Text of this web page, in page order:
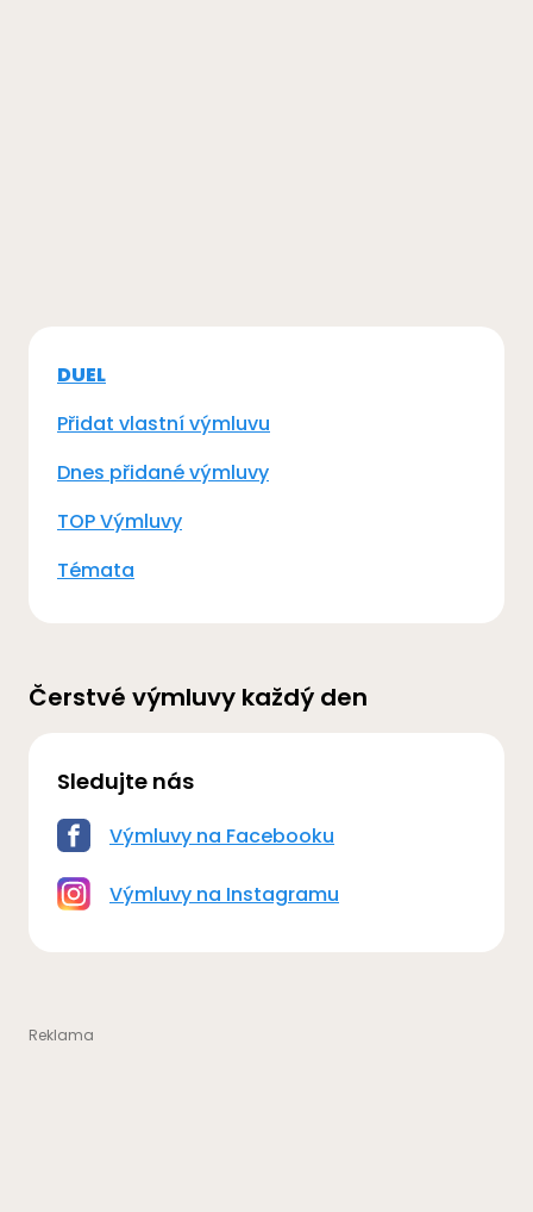
DUEL
Přidat vlastní výmluvu
Dnes přidané výmluvy
TOP Výmluvy
Témata
Čerstvé výmluvy každý den
Sledujte nás
Výmluvy na Facebooku
Výmluvy na Instagramu